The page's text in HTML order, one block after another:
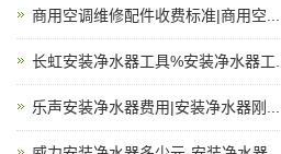
商用空调维修配件收费标准|商用空...
长虹安装净水器工具%安装净水器工...
乐声安装净水器费用|安装净水器刚...